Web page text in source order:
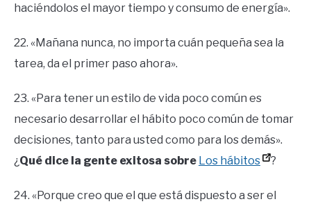
haciéndolos el mayor tiempo y consumo de energía».
22. «Mañana nunca, no importa cuán pequeña sea la
tarea, da el primer paso ahora».
23. «Para tener un estilo de vida poco común es
necesario desarrollar el hábito poco común de tomar
decisiones, tanto para usted como para los demás».
¿ Qué dice la gente exitosa sobre Los hábitos ?
24. «Porque creo que el que está dispuesto a ser el